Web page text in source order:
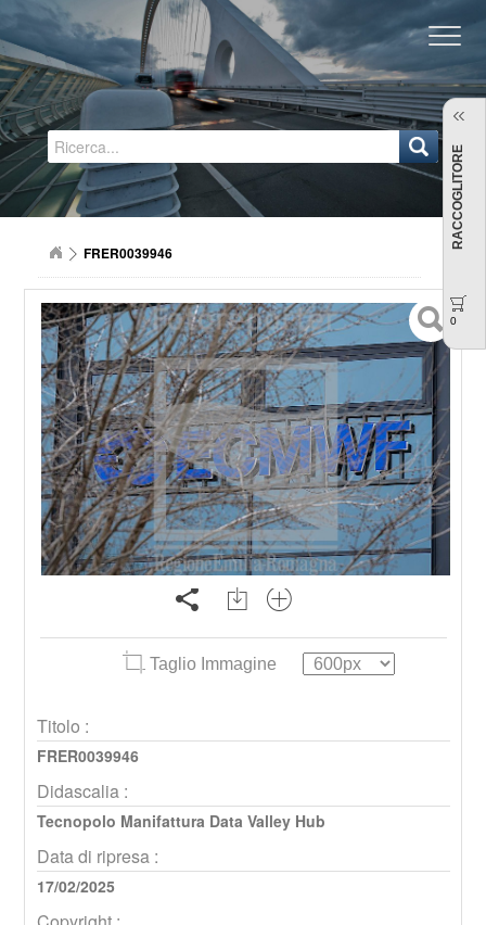
Regione Emilia-Romagna
FRER0039946
Taglio Immagine
Titolo :
FRER0039946
Didascalia :
Tecnopolo Manifattura Data Valley Hub
Data di ripresa :
17/02/2025
RACCOGLITORE
0